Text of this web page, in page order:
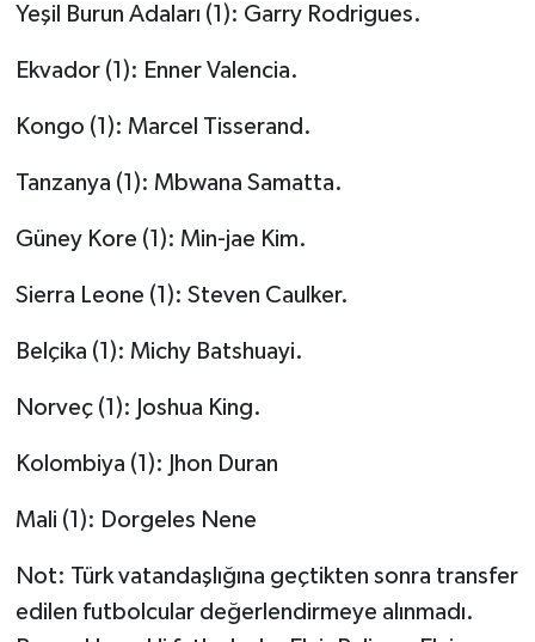
Yeşil Burun Adaları (1): Garry Rodrigues.
Ekvador (1): Enner Valencia.
Kongo (1): Marcel Tisserand.
Tanzanya (1): Mbwana Samatta.
Güney Kore (1): Min-jae Kim.
Sierra Leone (1): Steven Caulker.
Belçika (1): Michy Batshuayi.
Norveç (1): Joshua King.
Kolombiya (1): Jhon Duran
Mali (1): Dorgeles Nene
Not: Türk vatandaşlığına geçtikten sonra transfer
edilen futbolcular değerlendirmeye alınmadı.